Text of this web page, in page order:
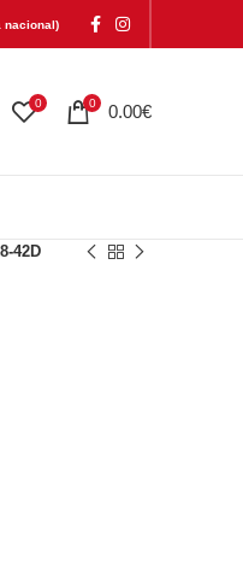
nacional)
0 0 0.00€
42D